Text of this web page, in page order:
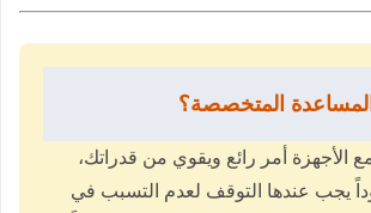
المتخصصة؟
مع الأجهزة أمر رائع ويقوي من قدراتك،
يجب عندها التوقف لعدم التسبب في